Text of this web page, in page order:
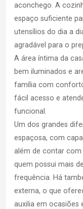
aconchego. A
espaço suficiente
utensílios do dia a
agradável para o
A área íntima da
bem iluminados e
família com
fácil acesso e
funcional.
Um dos grandes
espaçosa, com
além de contar com
quem possui mais
frequência. Há
externa, o que
auxilia em ocasiões